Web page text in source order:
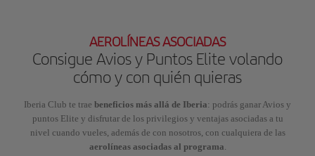
AEROLÍNEAS ASOCIADAS
Consigue Avios y Puntos Elite volando
cómo y con quién quieras
Iberia Club te trae beneficios más allá de Iberia: podrás ganar Avios y
puntos Elite y disfrutar de los privilegios y ventajas asociadas a tu
nivel cuando vueles, además de con nosotros, con cualquiera de las
aerolíneas asociadas al programa.